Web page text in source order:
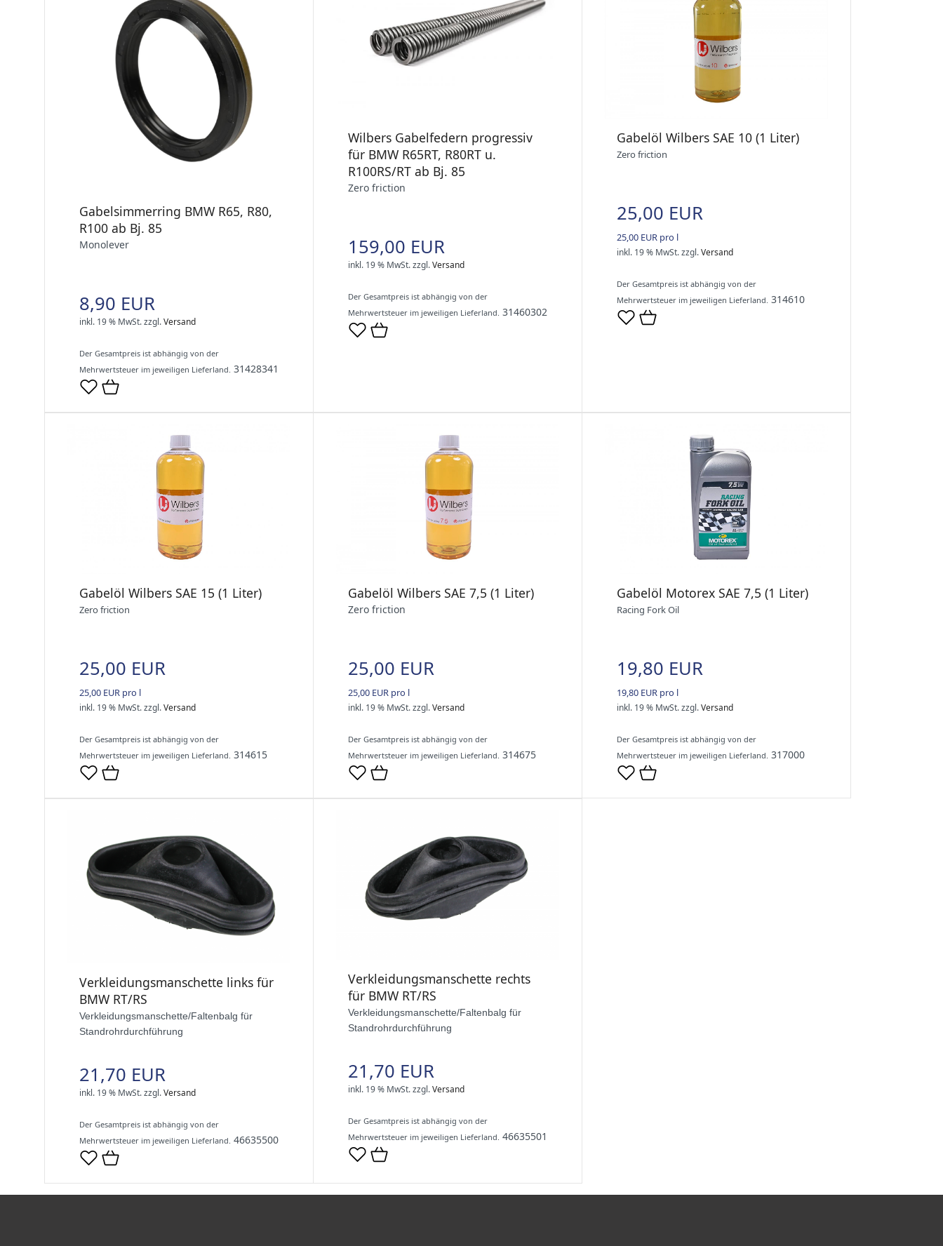
Gabelsimmerring BMW R65, R80,
R100 ab Bj. 85
Monolever
8,90 EUR
inkl. 19 % MwSt.zzgl.Versand
Der Gesamtpreis ist abhängig von der
Mehrwertsteuer im jeweiligen Lieferland. 31428341
Wilbers Gabelfedern progressiv
für BMW R65RT, R80RT u.
R100RS/RT ab Bj. 85
Zero friction
159,00 EUR
inkl. 19 % MwSt.zzgl.Versand
Der Gesamtpreis ist abhängig von der
Mehrwertsteuer im jeweiligen Lieferland. 31460302
Gabelöl Wilbers SAE 10 (1 Liter)
Zero friction
25,00 EUR
25,00 EUR pro l
inkl. 19 % MwSt.zzgl.Versand
Der Gesamtpreis ist abhängig von der
Mehrwertsteuer im jeweiligen Lieferland. 314610
Gabelöl Wilbers SAE 15 (1 Liter)
Zero friction
25,00 EUR
25,00 EUR pro l
inkl. 19 % MwSt.zzgl.Versand
Der Gesamtpreis ist abhängig von der
Mehrwertsteuer im jeweiligen Lieferland. 314615
Gabelöl Wilbers SAE 7,5 (1 Liter)
Zero friction
25,00 EUR
25,00 EUR pro l
inkl. 19 % MwSt.zzgl.Versand
Der Gesamtpreis ist abhängig von der
Mehrwertsteuer im jeweiligen Lieferland. 314675
Gabelöl Motorex SAE 7,5 (1 Liter)
Racing Fork Oil
19,80 EUR
19,80 EUR pro l
inkl. 19 % MwSt.zzgl.Versand
Der Gesamtpreis ist abhängig von der
Mehrwertsteuer im jeweiligen Lieferland. 317000
Verkleidungsmanschette links für
BMW RT/RS
Verkleidungsmanschette/Faltenbalg für
Standrohrdurchführung
21,70 EUR
inkl. 19 % MwSt.zzgl.Versand
Der Gesamtpreis ist abhängig von der
Mehrwertsteuer im jeweiligen Lieferland. 46635500
Verkleidungsmanschette rechts
für BMW RT/RS
Verkleidungsmanschette/Faltenbalg für
Standrohrdurchführung
21,70 EUR
inkl. 19 % MwSt.zzgl.Versand
Der Gesamtpreis ist abhängig von der
Mehrwertsteuer im jeweiligen Lieferland. 46635501